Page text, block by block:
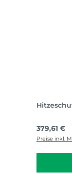
Regulärer
379,61 €
Preise inkl.